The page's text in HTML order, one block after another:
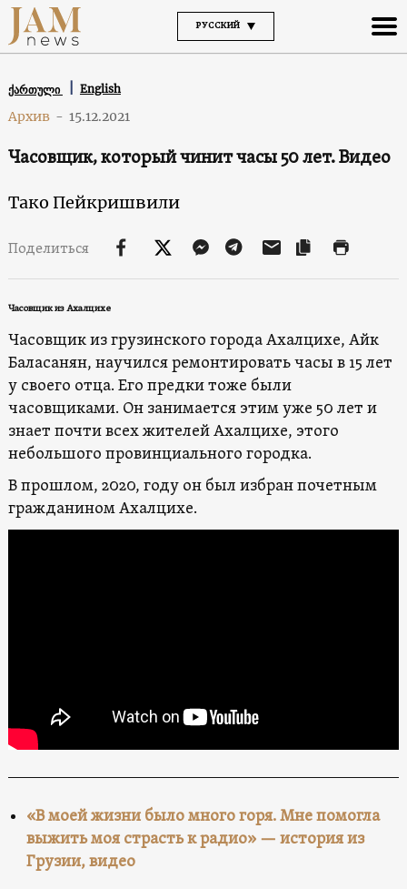
РУССКИЙ
ქართული English
Архив - 15.12.2021
Часовщик, который чинит часы 50 лет. Видео
Тако Пейкришвили
Поделиться
Часовщик из Ахалцихе
Часовщик из грузинского города Ахалцихе, Айк
Баласанян, научился ремонтировать часы в 15 лет
у своего отца. Его предки тоже были
часовщиками. Он занимается этим уже 50 лет и
знает почти всех жителей Ахалцихе, этого
небольшого провинциального городка.
В прошлом, 2020, году он был избран почетным
гражданином Ахалцихе.
«В моей жизни было много горя. Мне помогла
выжить моя страсть к радио» — история из
Грузии, видео